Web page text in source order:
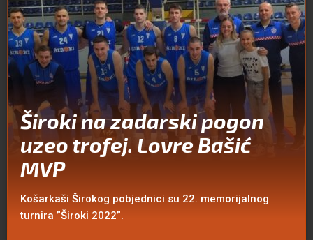
Široki na zadarski pogon
uzeo trofej. Lovre Bašić
MVP
Košarkaši Širokog pobjednici su 22. memorijalnog
turnira ”Široki 2022”.